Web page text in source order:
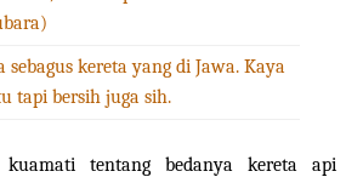
sebagus kereta yang di Jawa. Kaya
tapi bersih juga sih.
tentang bedanya kereta api